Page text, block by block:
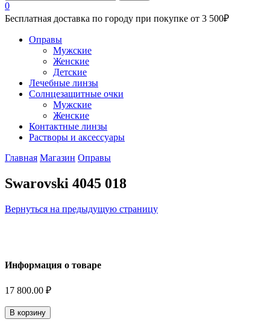
0
Бесплатная доставка по городу при покупке от 3 500₽
Оправы
Мужские
Женские
Детские
Лечебные линзы
Солнцезащитные очки
Мужские
Женские
Контактные линзы
Растворы и аксессуары
Главная Магазин Оправы
Swarovski 4045 018
Вернуться на предыдущую страницу
Информация о товаре
17 800.00 ₽
В корзину